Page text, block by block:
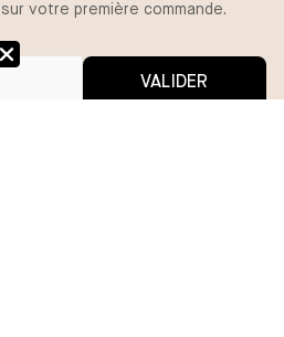
sur votre première commande.
VALIDER